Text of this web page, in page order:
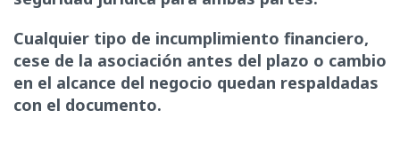
Cualquier tipo de incumplimiento financiero,
cese de la asociación antes del plazo o cambio
en el alcance del negocio quedan respaldadas
con el documento.